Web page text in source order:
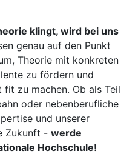
klingt, wird bei uns
genau auf den Punkt
Theorie mit konkreten
zu fördern und
zu machen. Ob als Teil
oder nebenberufliche
und unserer
Zukunft - werde
Hochschule!